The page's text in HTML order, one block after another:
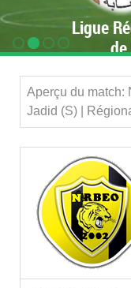
Ligue
Aperçu du match:
Jadid (S) |